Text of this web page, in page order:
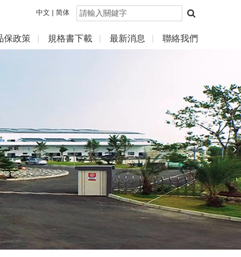
中文 | 简体
保政策 規格書下載 最新消息 聯絡我們